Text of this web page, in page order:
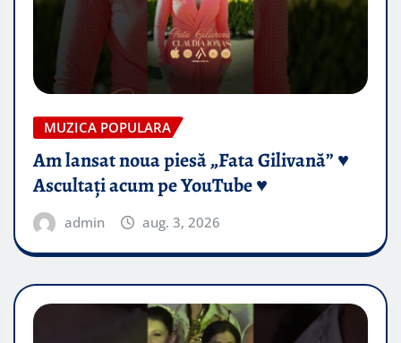
MUZICA POPULARA
Am lansat noua piesă „Fata Gilivană” ♥️
Ascultați acum pe YouTube ♥️
admin aug. 3, 2026